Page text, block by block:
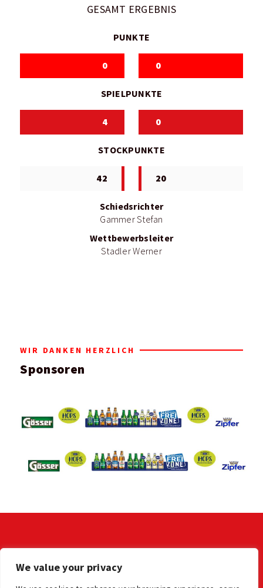
We value your privacy
GESAMT ERGEBNIS
PUNKTE
0 0
SPIELPUNKTE
4 0
STOCKPUNKTE
42 20
Schiedsrichter
Gammer Stefan
Wettbewerbsleiter
Stadler Werner
WIR DANKEN HERZLICH
Sponsoren
LV der OÖ Stocksportler